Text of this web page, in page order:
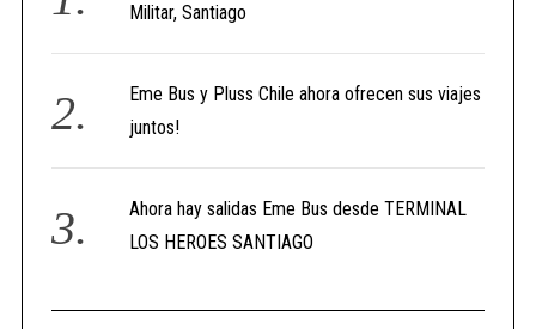
Militar, Santiago
Eme Bus y Pluss Chile ahora ofrecen sus viajes
juntos!
Ahora hay salidas Eme Bus desde TERMINAL
LOS HEROES SANTIAGO